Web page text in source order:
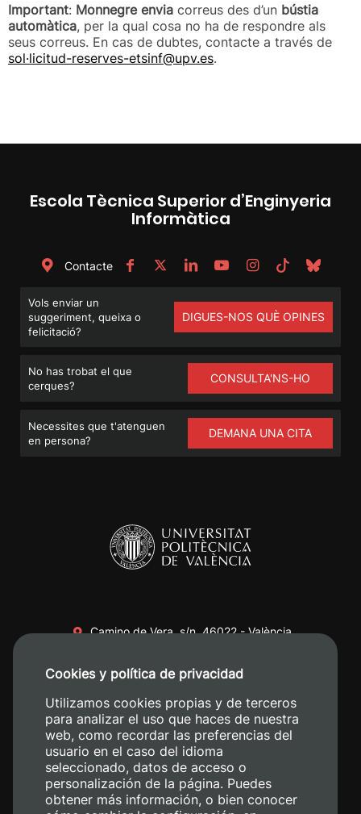
Important: Monnegre envia correus des d’un bústia
automàtica, per la qual cosa no ha de respondre als
seus correus. En cas de dubtes, contacte a través de
sol·licitud-reserves-etsinf@upv.es.
Escola Tècnica Superior d’Enginyeria
Informàtica
Contacte
Vols enviar un
suggeriment, queixa o
felicitació?
DIGUES-NOS QUÈ OPINES
No has trobat el que
cerques?
CONSULTA'NS-HO
Necessites que t'atenguen
en persona?
DEMANA UNA CITA
Camino de Vera, s/n. 46022 - València
+34 620 04 00 50
Cookies y política de privacidad
Utilizamos cookies propias y de terceros
para analizar el uso que haces de nuestra
web, como recordar las preferencias del
usuario en el caso del idioma
seleccionado, datos de acceso o
personalización de la página. Puedes
obtener más información, o bien conocer